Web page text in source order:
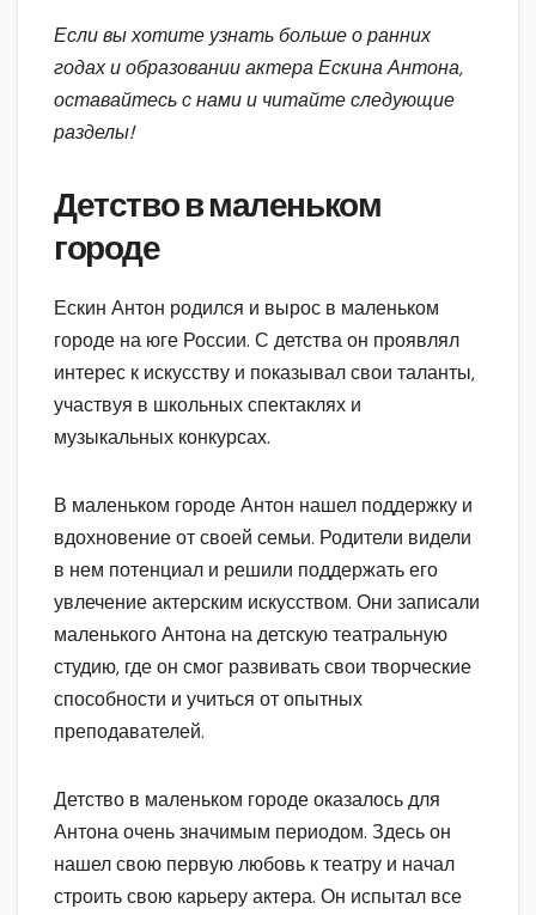
Если вы хотите узнать больше о ранних
годах и образовании актера Ескина Антона,
оставайтесь с нами и читайте следующие
разделы!
Детство в маленьком
городе
Ескин Антон родился и вырос в маленьком
городе на юге России. С детства он проявлял
интерес к искусству и показывал свои таланты,
участвуя в школьных спектаклях и
музыкальных конкурсах.
В маленьком городе Антон нашел поддержку и
вдохновение от своей семьи. Родители видели
в нем потенциал и решили поддержать его
увлечение актерским искусством. Они записали
маленького Антона на детскую театральную
студию, где он смог развивать свои творческие
способности и учиться от опытных
преподавателей.
Детство в маленьком городе оказалось для
Антона очень значимым периодом. Здесь он
нашел свою первую любовь к театру и начал
строить свою карьеру актера. Он испытал все